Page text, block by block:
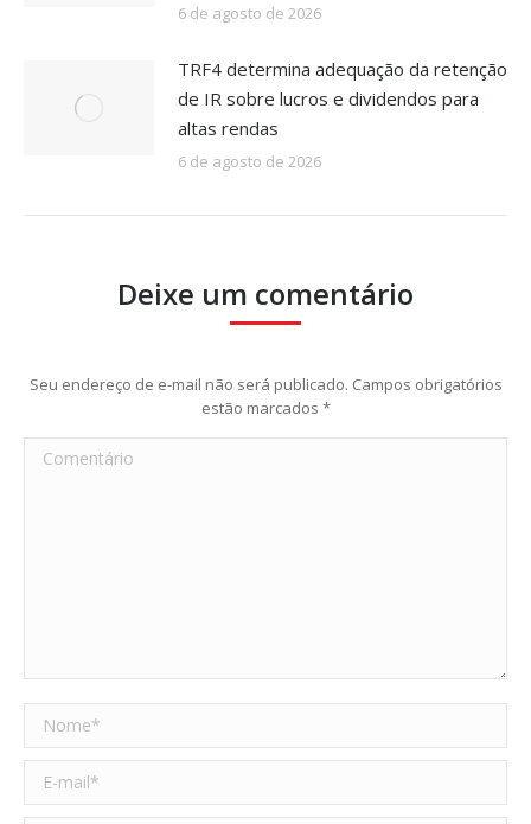
6 de agosto de 2026
TRF4 determina adequação da retenção
de IR sobre lucros e dividendos para
altas rendas
6 de agosto de 2026
Deixe um comentário
Seu endereço de e-mail não será publicado. Campos obrigatórios
estão marcados *
Comentário
Nome *
E-mail *